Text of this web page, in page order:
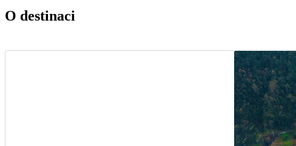
O destinaci